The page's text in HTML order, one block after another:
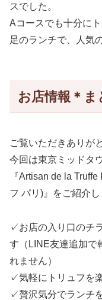
スでした。
Aコースでも十分に
足のランチで、人気
お店情報＊ま
ご覧いただきありが
今回は東京ミッドタ
『Artisan de la
フ パリ)』をご紹介し
✓お店の入り口のチ
す（LINE友達追加で
れません）
✓気軽にトリュフを
✓贅沢気分でランチ